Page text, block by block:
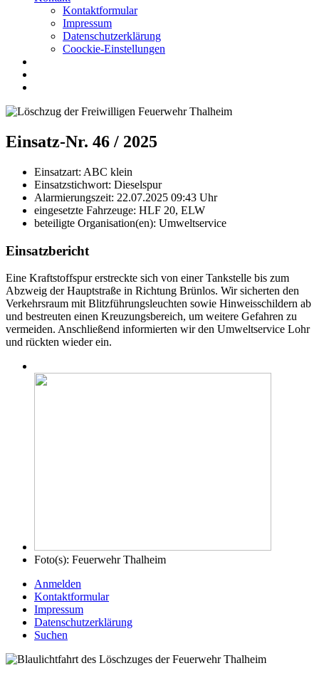
Kontaktformular
Impressum
Datenschutzerklärung
Coockie-Einstellungen
Einsatz-Nr. 46 / 2025
Einsatzart: ABC klein
Einsatzstichwort: Dieselspur
Alarmierungszeit: 22.07.2025 09:43 Uhr
eingesetzte Fahrzeuge: HLF 20, ELW
beteiligte Organisation(en): Umweltservice
Einsatzbericht
Eine Kraftstoffspur erstreckte sich von einer Tankstelle bis zum
Abzweig der Hauptstraße in Richtung Brünlos. Wir sicherten den
Verkehrsraum mit Blitzführungsleuchten sowie Hinweisschildern ab
und bestreuten einen Kreuzungsbereich, um weitere Gefahren zu
vermeiden. Anschließend informierten wir den Umweltservice Lohr
und rückten wieder ein.
Foto(s): Feuerwehr Thalheim
Anmelden
Kontaktformular
Impressum
Datenschutzerklärung
Suchen